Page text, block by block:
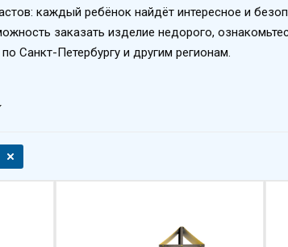
каждый ребёнок найдёт интересное и
заказать изделие недорого,
Санкт-Петербургу и другим регионам.